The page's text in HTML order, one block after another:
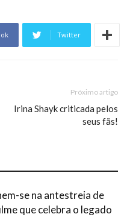
Twitter
Próximo artigo
Irina Shayk criticada pelos
seus fãs!
se na antestreia de
que celebra o legado